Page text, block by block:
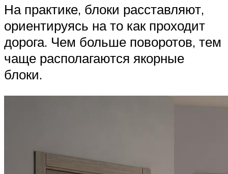
На практике, блоки расставляют,
ориентируясь на то как проходит
дорога. Чем больше поворотов, тем
чаще располагаются якорные
блоки.